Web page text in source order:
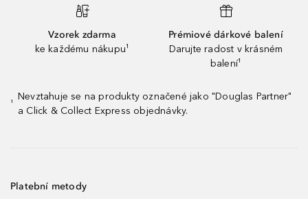
Vzorek zdarma
ke každému nákupu¹
Prémiové dárkové balení
Darujte radost v krásném
balení¹
¹
Nevztahuje se na produkty označené jako "Douglas Partner"
a Click & Collect Express objednávky.
Platební metody